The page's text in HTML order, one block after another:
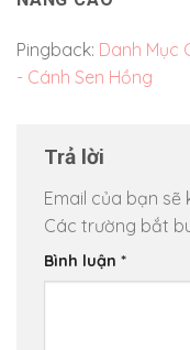
Pingback: Danh Mục
- Cánh Sen Hồng
Trả lời
Email của bạn sẽ
Các trường bắt
Bình luận *